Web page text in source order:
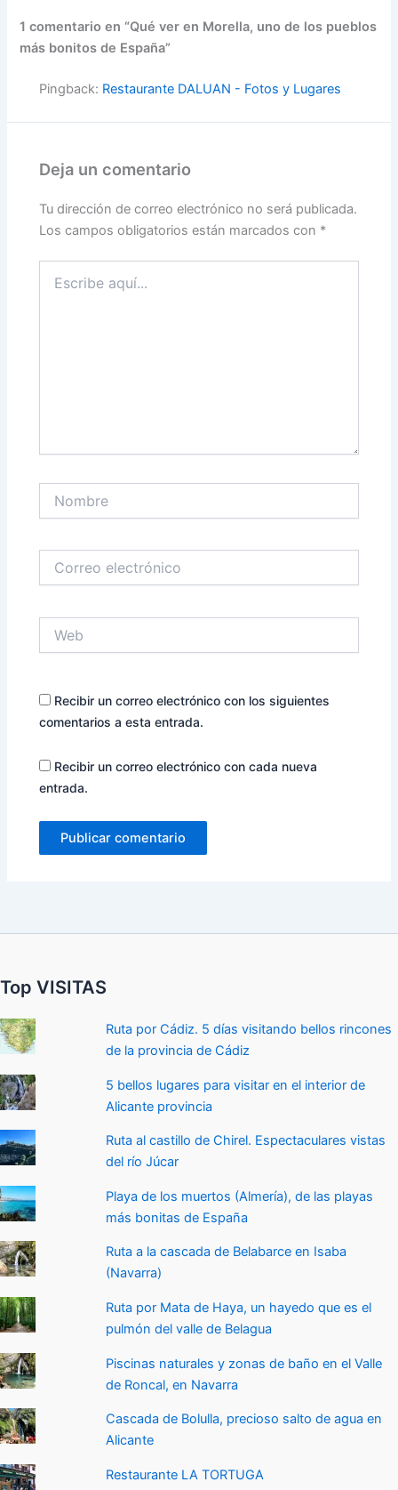
1 comentario en “Qué ver en Morella, uno de los pueblos
más bonitos de España”
Pingback: Restaurante DALUAN - Fotos y Lugares
Deja un comentario
Tu dirección de correo electrónico no será publicada.
Los campos obligatorios están marcados con *
aquí...
electrónico
Recibir un correo electrónico con los siguientes
comentarios a esta entrada.
Recibir un correo electrónico con cada nueva
entrada.
Top VISITAS
Ruta por Cádiz. 5 días visitando bellos rincones
de la provincia de Cádiz
5 bellos lugares para visitar en el interior de
Alicante provincia
Ruta al castillo de Chirel. Espectaculares vistas
del río Júcar
Playa de los muertos (Almería), de las playas
más bonitas de España
Ruta a la cascada de Belabarce en Isaba
(Navarra)
Ruta por Mata de Haya, un hayedo que es el
pulmón del valle de Belagua
Piscinas naturales y zonas de baño en el Valle
de Roncal, en Navarra
Cascada de Bolulla, precioso salto de agua en
Alicante
Restaurante LA TORTUGA